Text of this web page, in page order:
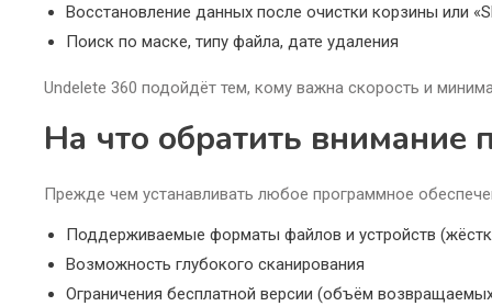
Восстановление данных после очистки корзины или
Поиск по маске, типу файла, дате удаления
Undelete 360 подойдёт тем, кому важна скорость и
На что обратить
Прежде чем устанавливать любое программное
Поддерживаемые форматы файлов и устройств
Возможность глубокого сканирования
Ограничения бесплатной версии (объём